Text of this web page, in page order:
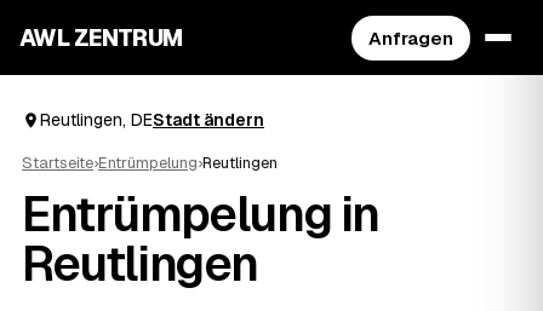
AWL ZENTRUM Anfragen
Reutlingen, DEStadt ändern
Startseite›Entrümpelung›Reutlingen
Entrümpelung in
Reutlingen